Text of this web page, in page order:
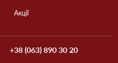
Акції
+38 (063) 890 30 20